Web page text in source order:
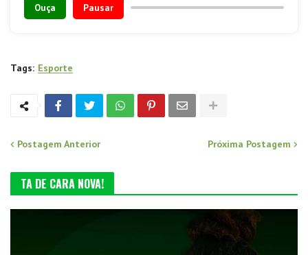
Ouça Pausar
Tags: Esporte
Postagem Anterior Próxima Postagem
TA DE CARA NOVA!